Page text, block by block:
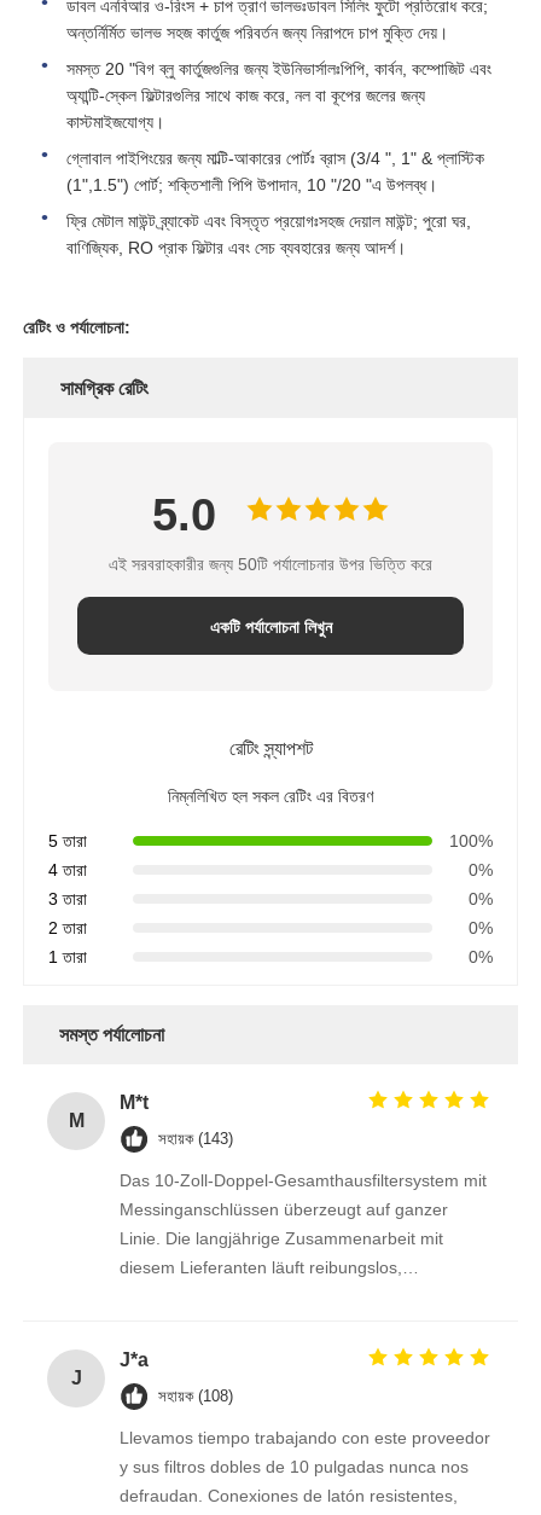
জল ফিল্টার হাউজিং
আবাসিক RO মেমব্রেন
RO মেমব্রেন হাউজিং
FRP প্রেসার ভেসেল
সোলেনয়েড ভালভ
RO বন্ধনী
ডাবল এনবিআর ও-রিংস + চাপ ত্রাণ ভালভঃডাবল সিলিং ফুটো প্রতিরোধ করে;
অন্তর্নির্মিত ভালভ সহজ কার্তুজ পরিবর্তন জন্য নিরাপদে চাপ মুক্তি দেয়।
সমস্ত 20 "বিগ ব্লু কার্তুজগুলির জন্য ইউনিভার্সালঃপিপি, কার্বন, কম্পোজিট এবং
অ্যান্টি-স্কেল ফিল্টারগুলির সাথে কাজ করে, নল বা কূপের জলের জন্য
কাস্টমাইজযোগ্য।
গ্লোবাল পাইপিংয়ের জন্য মাল্টি-আকারের পোর্টঃ ব্রাস (3/4 ", 1" & প্লাস্টিক
(1",1.5") পোর্ট; শক্তিশালী পিপি উপাদান, 10 "/20 "এ উপলব্ধ।
ফ্রি মেটাল মাউন্ট ব্র্যাকেট এবং বিস্তৃত প্রয়োগঃসহজ দেয়াল মাউন্ট; পুরো ঘর,
বাণিজ্যিক, RO প্রাক ফিল্টার এবং সেচ ব্যবহারের জন্য আদর্শ।
রেটিং ও পর্যালোচনা:
সামগ্রিক রেটিং
5.0
এই সরবরাহকারীর জন্য 50টি পর্যালোচনার উপর ভিত্তি করে
একটি পর্যালোচনা লিখুন
রেটিং স্ন্যাপশট
নিম্নলিখিত হল সকল রেটিং এর বিতরণ
5 তারা
100%
4 তারা
0%
3 তারা
0%
2 তারা
0%
1 তারা
0%
সমস্ত পর্যালোচনা
M
M*t
সহায়ক (143)
Das 10-Zoll-Doppel-Gesamthausfiltersystem mit
Messinganschlüssen überzeugt auf ganzer
Linie. Die langjährige Zusammenarbeit mit
diesem Lieferanten läuft reibungslos,
J
J*a
সহায়ক (108)
Llevamos tiempo trabajando con este proveedor
y sus filtros dobles de 10 pulgadas nunca nos
defraudan. Conexiones de latón resistentes,